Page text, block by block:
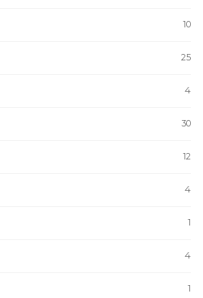
10
25
4
30
12
4
1
4
1